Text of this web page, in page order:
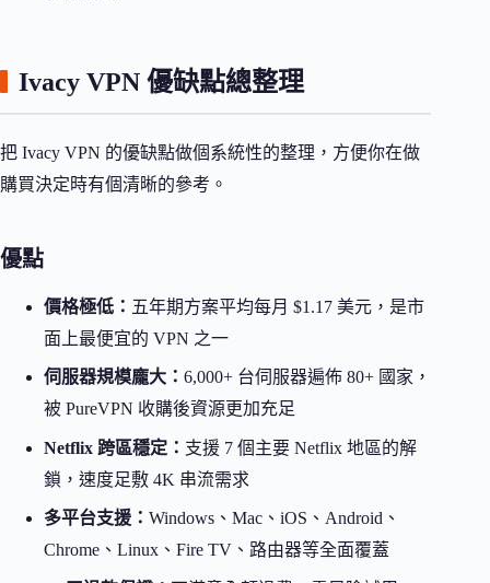
Ivacy VPN 優缺點總整理
把 Ivacy VPN 的優缺點做個系統性的整理，方便你在做
購買決定時有個清晰的參考。
優點
價格極低： 五年期方案平均每月 $1.17 美元，是市
面上最便宜的 VPN 之一
伺服器規模龐大： 6,000+ 台伺服器遍佈 80+ 國家，
被 PureVPN 收購後資源更加充足
Netflix 跨區穩定： 支援 7 個主要 Netflix 地區的解
鎖，速度足敷 4K 串流需求
多平台支援： Windows、Mac、iOS、Android、
Chrome、Linux、Fire TV、路由器等全面覆蓋